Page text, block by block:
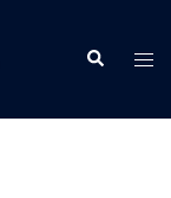
検
索
ト
ル